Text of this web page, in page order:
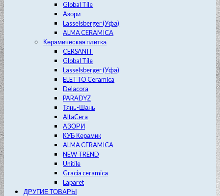
Global Tile
Азори
Lasselsberger (Уфа)
ALMA CERAMICA
Керамическая плитка
CERSANIT
Global Tile
Lasselsberger (Уфа)
ELETTO Ceramica
Delacora
PARADYZ
Тянь-Шань
AltaCera
АЗОРИ
КУБ Керамик
ALMA CERAMICA
NEW TREND
Unitile
Gracia ceramica
Laparet
ДРУГИЕ ТОВАРЫ